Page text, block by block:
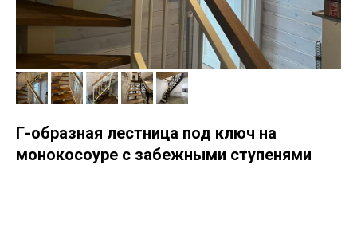
Г-образная лестница под ключ на
монокосоуре с забежными ступенями